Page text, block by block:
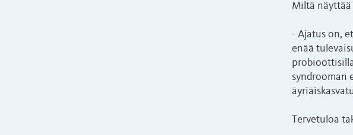
Miltä
- Ajatus on,
enää
syndrooman
Tervetuloa